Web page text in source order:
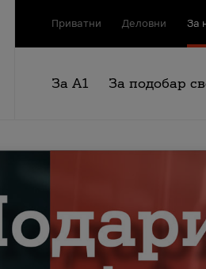
Приватни Деловни За
За А1 За подобар